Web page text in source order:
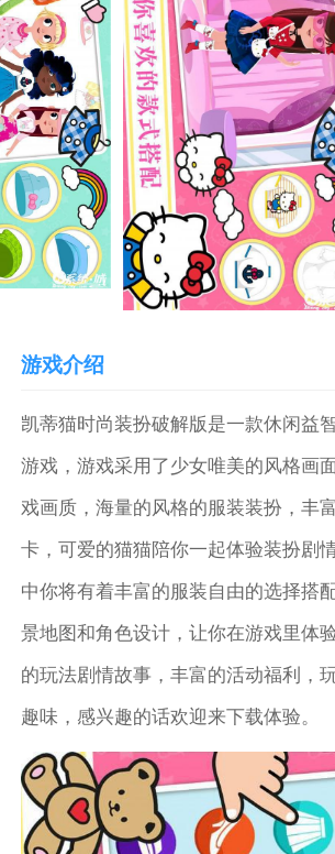
游戏介绍
凯蒂猫时尚装扮破解版是一款休闲益
游戏，游戏采用了少女唯美的风格画
戏画质，海量的风格的服装装扮，丰
卡，可爱的猫猫陪你一起体验装扮剧
中你将有着丰富的服装自由的选择搭
景地图和角色设计，让你在游戏里体
的玩法剧情故事，丰富的活动福利，
趣味，感兴趣的话欢迎来下载体验。